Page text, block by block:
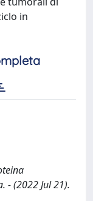
in
- (2022 Jul 21).